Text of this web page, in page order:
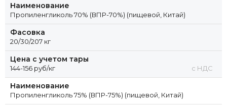
Наименование
Пропиленгликоль 70% (ВПР-70%) (пищевой, Китай)
Фасовка
20/30/207 кг
Цена с учетом тары
144-156 руб/кг с НДС
Наименование
Пропиленгликоль 75% (ВПР-75%) (пищевой, Китай)